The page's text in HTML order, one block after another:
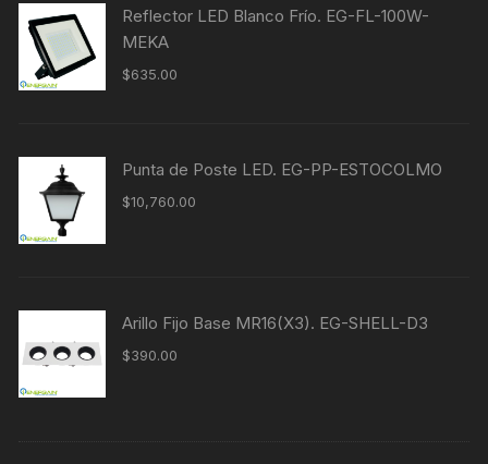
Reflector LED Blanco Frío. EG-FL-100W-
MEKA
$635.00
Punta de Poste LED. EG-PP-ESTOCOLMO
$10,760.00
Arillo Fijo Base MR16(X3). EG-SHELL-D3
$390.00